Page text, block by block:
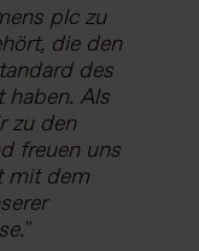
plc zu
die den
des
haben. Als
zu den
freuen uns
mit dem
der ersten
das auf
des
verfügt
robusten
bei der
eines
neuen
nur unsere
in eine
weisen.